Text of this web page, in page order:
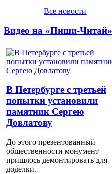
Все новости
Видео на «Пиши-Читай»
В Петербурге с третьей
попытки установили
памятник Сергею
Довлатову
До этого презентованный
общественности монумент
пришлось демонтировать для
доделки.